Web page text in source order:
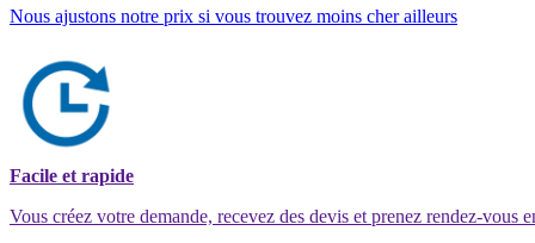
Nous ajustons notre prix si vous trouvez moins cher ailleurs
Facile et rapide
Vous créez votre demande, recevez des devis et prenez rendez-vous